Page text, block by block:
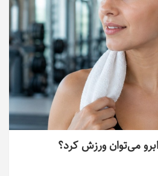
می‌توان ورزش کرد؟